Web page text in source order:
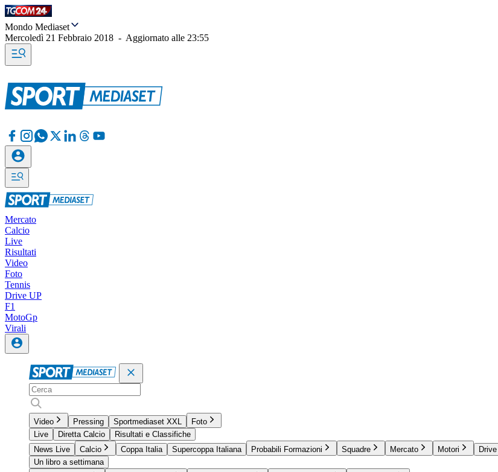
Mondo Mediaset
Mercoledì 21 Febbraio 2018 - Aggiornato alle 23:55
Mercato
Calcio
Live
Risultati
Video
Foto
Tennis
Drive UP
F1
MotoGp
Virali
Video Pressing Sportmediaset XXL
Foto
Live
Diretta Calcio
Risultati e Classifiche
News Live
Calcio Coppa Italia Supercoppa Italiana Probabili Formazioni Squadre Mercato Motori
Un libro a settimana